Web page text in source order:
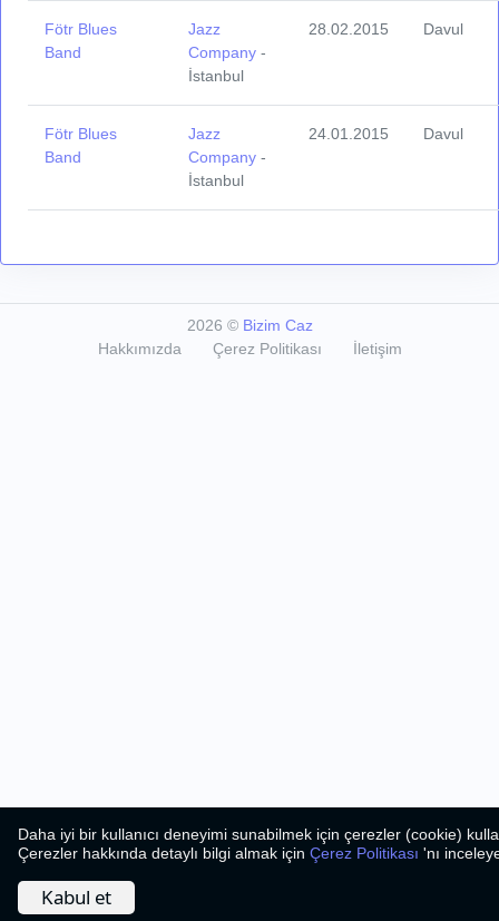
Fötr Blues
Band
Jazz
Company -
İstanbul
28.02.2015 Davul
Fötr Blues
Band
Jazz
Company -
İstanbul
24.01.2015 Davul
2026 © Bizim Caz
Hakkımızda
Çerez Politikası İletişim
Daha iyi bir kullanıcı deneyimi sunabilmek için çerezler (cookie)
Çerezler hakkında detaylı bilgi almak için Çerez Politikası 'nı
Kabul et